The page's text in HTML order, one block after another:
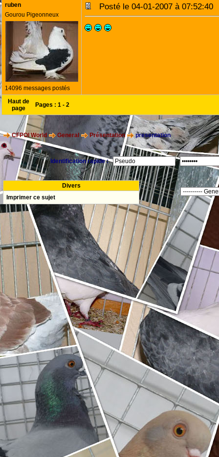
ruben
Gourou Pigeonneux
14096 messages postés
Posté le 04-01-2007 à
Haut de
page
Pages : 1 - 2
CFPOI World General Présentation presentation
Identification rapide :
Divers
Imprimer ce sujet